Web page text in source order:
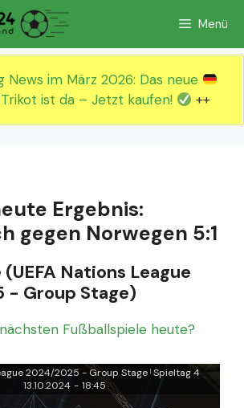
Menü
News im März 2026: Das neue
Trikot ist da – Jetzt kaufen! ++
Ergebnis:
gegen Norwegen 5:1
Nations League
- Group Stage)
Fußballspiele heute?
2024/2025 - Group Stage | Spieltag 4
13.10.2024 - 18:45